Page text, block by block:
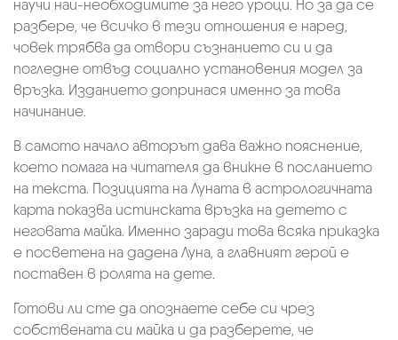
научи най-необходимите за него уроци. Но за да се
разбере, че всичко в тези отношения е наред,
човек трябва да отвори съзнанието си и да
погледне отвъд социално установения модел за
връзка. Изданието допринася именно за това
начинание.
В самото начало авторът дава важно пояснение,
което помага на читателя да вникне в посланието
на текста. Позицията на Луната в астрологичната
карта показва истинската връзка на детето с
неговата майка. Именно заради това всяка приказка
е посветена на дадена Луна, а главният герой е
поставен в ролята на дете.
Готови ли сте да опознаете себе си чрез
собствената си майка и да разберете, че